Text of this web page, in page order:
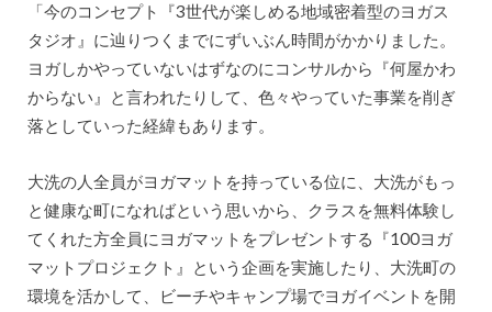
「今のコンセプト『3世代が楽しめる地域密着型のヨガス
タジオ』に辿りつくまでにずいぶん時間がかかりました。
ヨガしかやっていないはずなのにコンサルから『何屋かわ
からない』と言われたりして、色々やっていた事業を削ぎ
落としていった経緯もあります。
大洗の人全員がヨガマットを持っている位に、大洗がもっ
と健康な町になればという思いから、クラスを無料体験し
てくれた方全員にヨガマットをプレゼントする『100ヨガ
マットプロジェクト』という企画を実施したり、大洗町の
環境を活かして、ビーチやキャンプ場でヨガイベントを開